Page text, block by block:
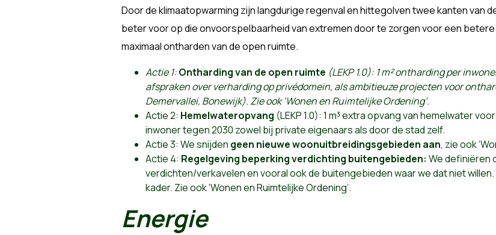
Door de klimaatopwarming zijn langdurige regenval en hittegolven twee kanten van
beter voor op die onvoorspelbaarheid van extremen door te zorgen voor een
maximaal ontharden van de open ruimte.
Actie 1:Ontharding van de open ruimte (LEKP 1.0): 1 m² ontharding per
afspraken over verharding op privédomein, als ambitieuze projecten voor
Demervallei, Bonewijk). Zie ook ‘Wonen en Ruimtelijke Ordening’.
Actie 2: Hemelwateropvang (LEKP 1.0): 1 m³ extra opvang van hemelwater
inwoner tegen 2030 zowel bij private eigenaars als door de stad zelf.
Actie 3: We snijden geen nieuwe woonuitbreidingsgebieden aan, zie ook
Actie 4: Regelgeving beperking verdichting buitengebieden: We definiëren
verdichten/verkavelen en vooral ook de buitengebieden waar we dat niet
kader. Zie ook ‘Wonen en Ruimtelijke Ordening’.
Energie